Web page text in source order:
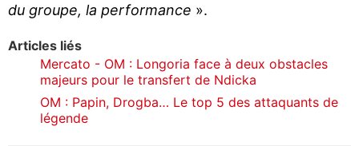
du groupe, la performance ».
Articles liés
Mercato - OM : Longoria face à deux obstacles
majeurs pour le transfert de Ndicka
OM : Papin, Drogba… Le top 5 des attaquants de
légende